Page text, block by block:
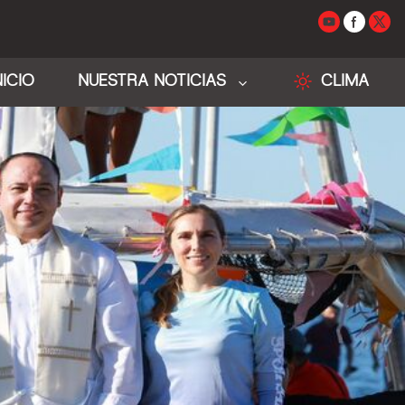
NUESTRA NOTICIAS CLIMA